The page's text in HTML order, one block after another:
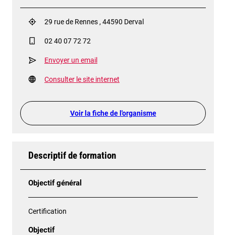
29 rue de Rennes , 44590 Derval
02 40 07 72 72
Envoyer un email
Consulter le site internet
Voir la fiche de l'organisme
Descriptif de formation
Objectif général
Certification
Objectif